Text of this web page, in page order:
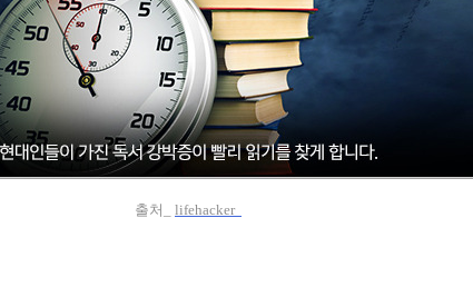
출처_ lifehacker